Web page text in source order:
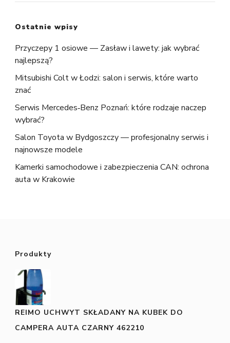
Ostatnie wpisy
Przyczepy 1 osiowe — Zasław i lawety: jak wybrać
najlepszą?
Mitsubishi Colt w Łodzi: salon i serwis, które warto
znać
Serwis Mercedes‑Benz Poznań: które rodzaje naczep
wybrać?
Salon Toyota w Bydgoszczy — profesjonalny serwis i
najnowsze modele
Kamerki samochodowe i zabezpieczenia CAN: ochrona
auta w Krakowie
Produkty
REIMO UCHWYT SKŁADANY NA KUBEK DO
CAMPERA AUTA CZARNY 462210